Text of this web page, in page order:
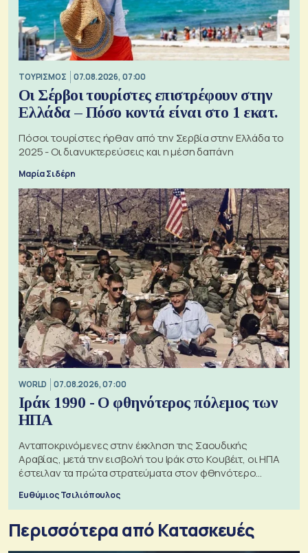
ΤΟΥΡΙΣΜΟΣ 07.08.2026, 07:00
Οι Σέρβοι τουρίστες επιστρέφουν στην
Ελλάδα – Πόσο κοντά είναι στο 1 εκατ.
Πόσοι τουρίστες ήρθαν από την Σερβία στην Ελλάδα το
2025 - Οι διανυκτερεύσεις και η μέση δαπάνη
Μαρία Σιδέρη
WORLD 07.08.2026, 07:00
Ιράκ 1990 - Ο φθηνότερος πόλεμος των
ΗΠΑ
Ανταποκρινόμενες στην έκκληση της Σαουδικής
Αραβίας, μετά την εισβολή του Ιράκ στο Κουβέιτ, οι ΗΠΑ
έστειλαν τα πρώτα στρατεύματα στον φθηνότερο
Ευθύμιος Τσιλιόπουλος
Περισσότερα από Κατασκευές